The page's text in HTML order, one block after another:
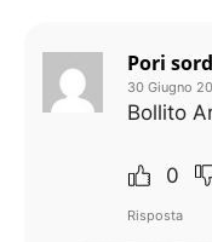
Pori
30 Giugno
Bollito
0
Risposta